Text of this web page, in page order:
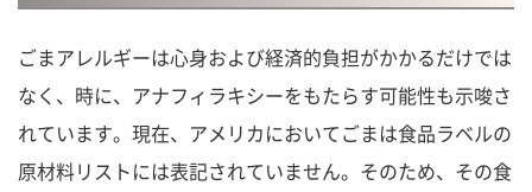
ごまアレルギーは心身および経済的負担がかかるだけでは
なく、時に、アナフィラキシーをもたらす可能性も示唆さ
れています。現在、アメリカにおいてごまは食品ラベルの
原材料リストには表記されていません。そのため、その食